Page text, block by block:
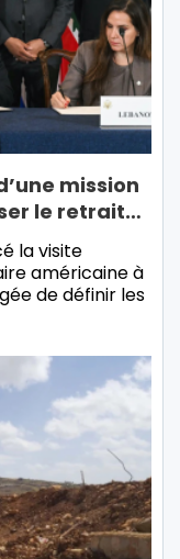
mission
le retrait…
la visite
américaine à
de définir les